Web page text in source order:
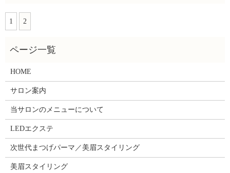
1 2
HOME
サロン案内
当サロンのメニューについて
LEDエクステ
次世代まつげパーマ／美眉スタイリング
美眉スタイリング